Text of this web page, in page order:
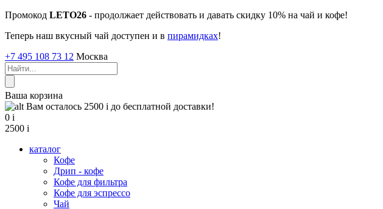
Промокод LETO26 - продолжает действовать и давать скидку 10% на чай и кофе!
Теперь наш вкусный чай доступен и в пирамидках!
+7 495 108 73 12 Москва
Ваша корзина
Вам осталось 2500 i до бесплатной доставки!
0 i
2500 i
каталог
Кофе
Дрип - кофе
Кофе для фильтра
Кофе для эспрессо
Чай